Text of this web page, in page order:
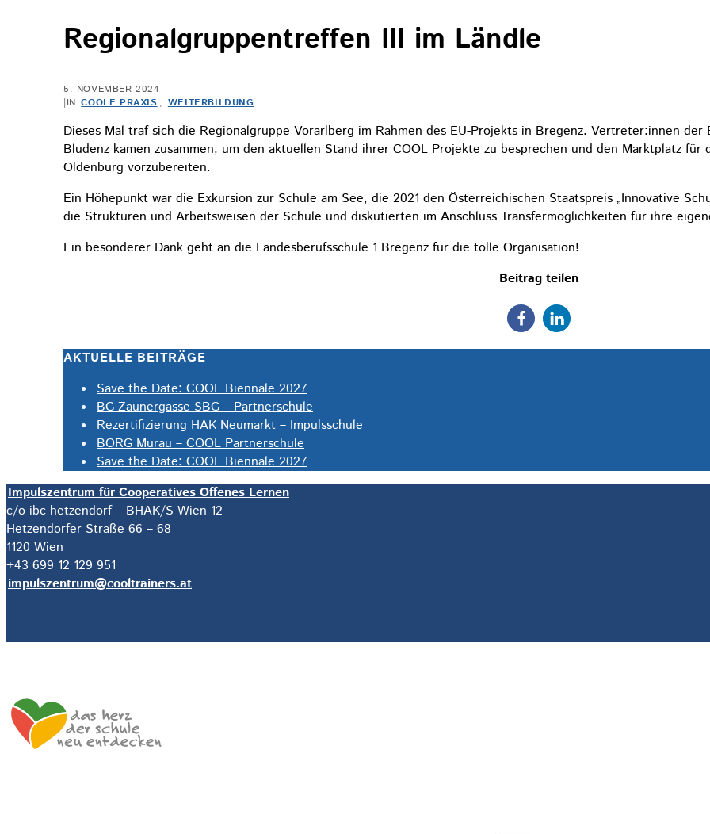
Regionalgruppentreffen III im Ländle
5. NOVEMBER 2024
|IN COOLE PRAXIS , WEITERBILDUNG
Dieses Mal traf sich die Regionalgruppe Vorarlberg im Rahmen des EU-Projekts in Bregenz. Vertreter:innen
Bludenz kamen zusammen, um den aktuellen Stand ihrer COOL Projekte zu besprechen und den Marktplatz für
Oldenburg vorzubereiten.
Ein Höhepunkt war die Exkursion zur Schule am See, die 2021 den Österreichischen Staatspreis „Innovative
die Strukturen und Arbeitsweisen der Schule und diskutierten im Anschluss Transfermöglichkeiten für ihre
Ein besonderer Dank geht an die Landesberufsschule 1 Bregenz für die tolle Organisation!
Beitrag teilen
AKTUELLE BEITRÄGE
Save the Date: COOL Biennale 2027
BG Zaunergasse SBG – Partnerschule
Rezertifizierung HAK Neumarkt – Impulsschule
BORG Murau – COOL Partnerschule
Save the Date: COOL Biennale 2027
Impulszentrum für Cooperatives Offenes Lernen
c/o ibc hetzendorf – BHAK/S Wien 12
Hetzendorfer Straße 66 – 68
1120 Wien
+43 699 12 129 951
impulszentrum@cooltrainers.at